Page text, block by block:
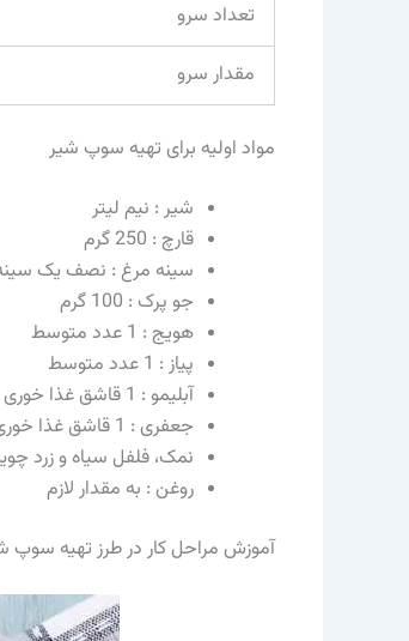
تعداد سرو
مقدار سرو
مواد اولیه برای تهیه سوپ شیر
شیر : نیم لیتر
قارچ : 250 گرم
سینه مرغ : نصف یک
جو پرک : 100 گرم
هویج : 1 عدد متوسط
پیاز : 1 عدد متوسط
آبلیمو : 1 قاشق غذا خوری
جعفری : 1 قاشق غذا خوری
نمک، فلفل سیاه و زرد
روغن : به مقدار لازم
آموزش مراحل کار در طرز تهیه سوپ